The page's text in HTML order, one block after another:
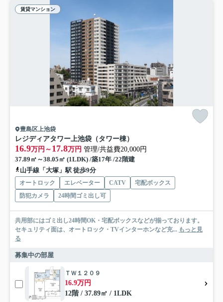
賃貸マンション
豊島区上池袋
レジディアタワー上池袋（タワー棟）
16.9万円～ 17.8万円 管理/共益費20,000円
37.89㎡～38.05㎡ (1LDK) /築17年 /22階建
山手線「大塚」駅 徒歩9分
オートロック エレベーター CATV
宅配ボックス
防犯カメラ
24時間ゴミ出し可
共用部にはゴミ出し24時間OK・宅配ボックスなどが揃っております。
セキュリティ面は、オートロック・TVインターホンなど充... もっと見
る
募集中の部屋
ＴＷ１２０９
16.9万円
12階 / 37.89㎡ / 1LDK